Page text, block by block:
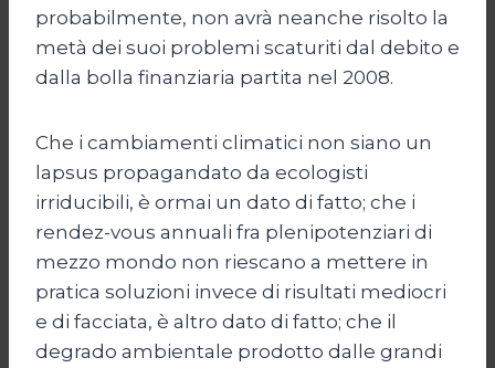
probabilmente, non avrà neanche risolto la
metà dei suoi problemi scaturiti dal debito e
dalla bolla finanziaria partita nel 2008.
Che i cambiamenti climatici non siano un
lapsus propagandato da ecologisti
irriducibili, è ormai un dato di fatto; che i
rendez-vous annuali fra plenipotenziari di
mezzo mondo non riescano a mettere in
pratica soluzioni invece di risultati mediocri
e di facciata, è altro dato di fatto; che il
degrado ambientale prodotto dalle grandi